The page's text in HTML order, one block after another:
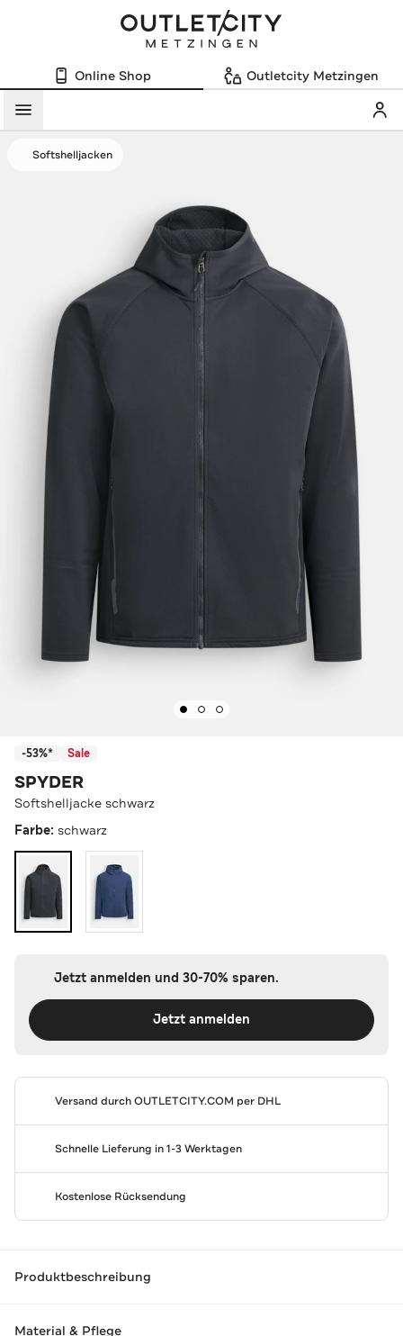
Online Shop Outletcity Metzingen
Menü
Softshelljacken
-53%* Sale
SPYDER
Softshelljacke schwarz
Farbe: schwarz
Jetzt anmelden und 30-70% sparen.
Jetzt anmelden
Versand durchOUTLETCITY.COM per DHL
Schnelle Lieferung in 1-3 Werktagen
Kostenlose Rücksendung
Produktbeschreibung
Material & Pflege